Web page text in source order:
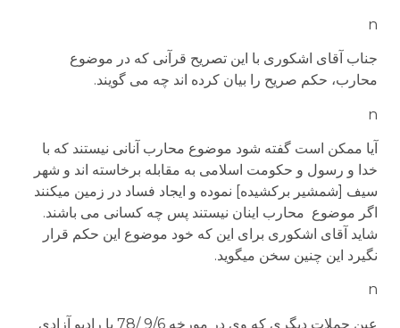
n
جناب آقای اشکوری با این تصریح قرآنی که در موضوع
محارب، حکم صریح را بیان کرده اند چه می گویند.
n
آیا ممکن است گفته شود موضوع محارب آنانی نیستند که با
خدا و رسول و حکومت اسلامی به مقابله برخاسته اند و شهر
سیف [شمشیر برکشیده] نموده و ایجاد فساد در زمین می­کنند
اگر موضوع محارب اینان نیستند پس چه کسانی می باشند.
شاید آقای اشکوری برای این که خود موضوع این حکم قرار
نگیرد این چنین سخن می­گوید.
n
عین جملات دیگری که وی در مورخه 9/6 /78 با رادیو آزادی